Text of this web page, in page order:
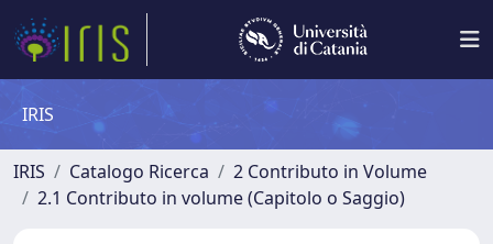
IRIS
IRIS Catalogo Ricerca
2 Contributo in Volume
2.1 Contributo in volume (Capitolo o Saggio)